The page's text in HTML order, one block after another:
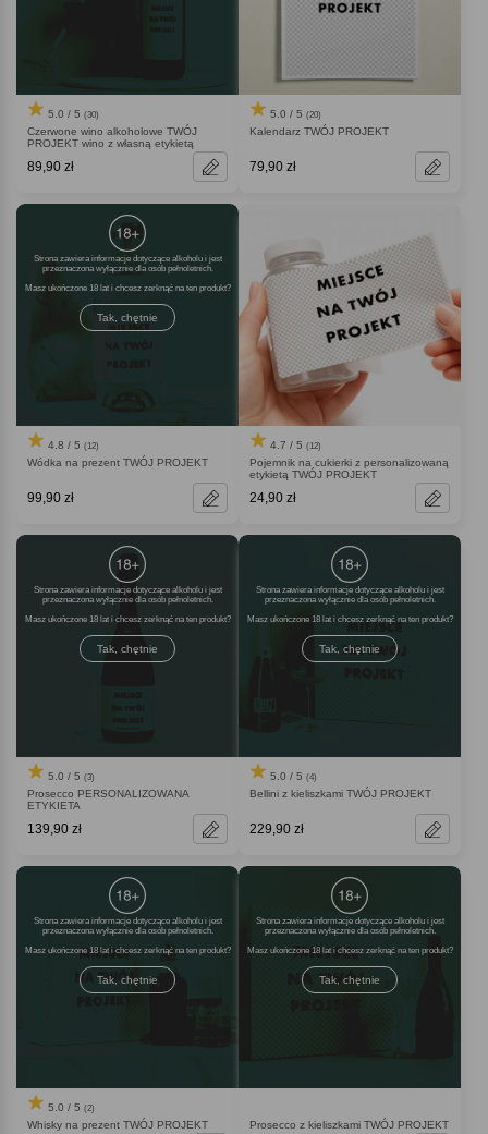
5.0 / 5 (30)
Czerwone wino alkoholowe TWÓJ
PROJEKT wino z własną etykietą
89,90 zł
5.0 / 5 (20)
Kalendarz TWÓJ PROJEKT
79,90 zł
Strona zawiera informacje dotyczące alkoholu i jest
przeznaczona wyłącznie dla osób pełnoletnich.
Masz ukończone 18 lat i chcesz zerknąć na ten produkt
Tak, chętnie
4.8 / 5 (12)
Wódka na prezent TWÓJ PROJEKT
99,90 zł
4.7 / 5 (12)
Pojemnik na cukierki z personalizowaną
etykietą TWÓJ PROJEKT
24,90 zł
Strona zawiera informacje dotyczące alkoholu i jest
przeznaczona wyłącznie dla osób pełnoletnich.
Masz ukończone 18 lat i chcesz zerknąć na ten produkt
Tak, chętnie
5.0 / 5 (3)
Prosecco PERSONALIZOWANA
ETYKIETA
139,90 zł
Strona zawiera informacje dotyczące alkoholu i jest
przeznaczona wyłącznie dla osób pełnoletnich.
Masz ukończone 18 lat i chcesz zerknąć na ten produkt
Tak, chętnie
5.0 / 5 (4)
Bellini z kieliszkami TWÓJ PROJEKT
229,90 zł
Strona zawiera informacje dotyczące alkoholu i jest
przeznaczona wyłącznie dla osób pełnoletnich.
Masz ukończone 18 lat i chcesz zerknąć na ten produkt
Tak, chętnie
5.0 / 5 (2)
Whisky na prezent TWÓJ PROJEKT
Strona zawiera informacje dotyczące alkoholu i jest
przeznaczona wyłącznie dla osób pełnoletnich.
Masz ukończone 18 lat i chcesz zerknąć na ten produkt
Tak, chętnie
Prosecco z kieliszkami TWÓJ PROJEKT